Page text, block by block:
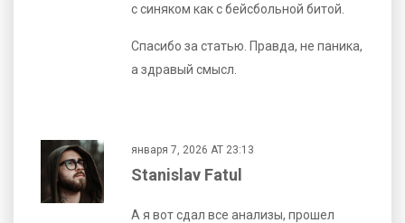
с синяком как с бейсбольной битой.
Спасибо за статью. Правда, не паника,
а здравый смысл.
января 7, 2026 AT 23:13
Stanislav Fatul
А я вот сдал все анализы, прошел